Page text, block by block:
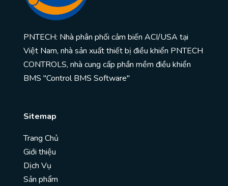
PNTECH: Nhà phân phối cảm biến ACI/USA tại
Việt Nam, nhà sản xuất thiết bị điều khiển PNTECH
CONTROLS, nhà cung cấp phần mềm điều khiển
BMS "Control BMS Software"
Sitemap
Trang Chủ
Giới thiệu
Dịch Vụ
Sản phẩm